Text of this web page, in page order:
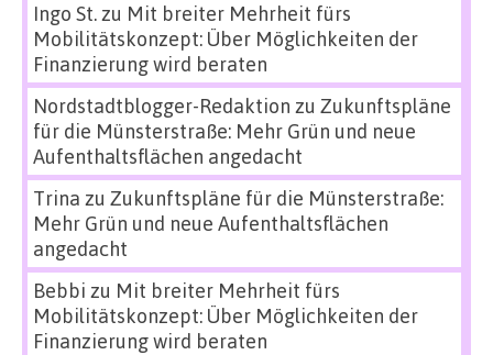
Ingo St.zu Mit breiter Mehrheit fürs
Mobilitätskonzept: Über Möglichkeiten der
Finanzierung wird beraten
Nordstadtblogger-Redaktion zu Zukunftspläne
für die Münsterstraße: Mehr Grün und neue
Aufenthaltsflächen angedacht
Trina zu Zukunftspläne für die Münsterstraße:
Mehr Grün und neue Aufenthaltsflächen
angedacht
Bebbi zu Mit breiter Mehrheit fürs
Mobilitätskonzept: Über Möglichkeiten der
Finanzierung wird beraten